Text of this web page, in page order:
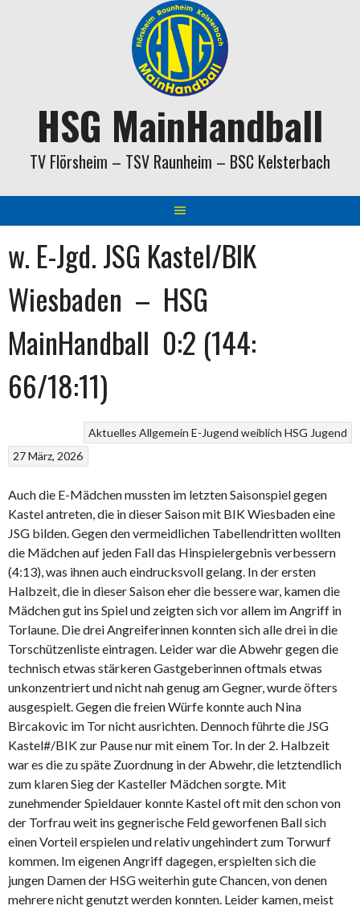
HSG MainHandball
TV Flörsheim – TSV Raunheim – BSC Kelsterbach
w. E-Jgd. JSG Kastel/BIK
Wiesbaden – HSG
MainHandball 0:2 (144:
66/18:11)
Aktuelles Allgemein E-Jugend weiblich HSG Jugend
27 März, 2026
Auch die E-Mädchen mussten im letzten Saisonspiel gegen
Kastel antreten, die in dieser Saison mit BIK Wiesbaden eine
JSG bilden. Gegen den vermeidlichen Tabellendritten wollten
die Mädchen auf jeden Fall das Hinspielergebnis verbessern
(4:13), was ihnen auch eindrucksvoll gelang. In der ersten
Halbzeit, die in dieser Saison eher die bessere war, kamen die
Mädchen gut ins Spiel und zeigten sich vor allem im Angriff in
Torlaune. Die drei Angreiferinnen konnten sich alle drei in die
Torschützenliste eintragen. Leider war die Abwehr gegen die
technisch etwas stärkeren Gastgeberinnen oftmals etwas
unkonzentriert und nicht nah genug am Gegner, wurde öfters
ausgespielt. Gegen die freien Würfe konnte auch Nina
Bircakovic im Tor nicht ausrichten. Dennoch führte die JSG
Kastel#/BIK zur Pause nur mit einem Tor. In der 2. Halbzeit
war es die zu späte Zuordnung in der Abwehr, die letztendlich
zum klaren Sieg der Kasteller Mädchen sorgte. Mit
zunehmender Spieldauer konnte Kastel oft mit den schon von
der Torfrau weit ins gegnerische Feld geworfenen Ball sich
einen Vorteil erspielen und relativ ungehindert zum Torwurf
kommen. Im eigenen Angriff dagegen, erspielten sich die
jungen Damen der HSG weiterhin gute Chancen, von denen
mehrere nicht genutzt werden konnten. Leider kamen, meist